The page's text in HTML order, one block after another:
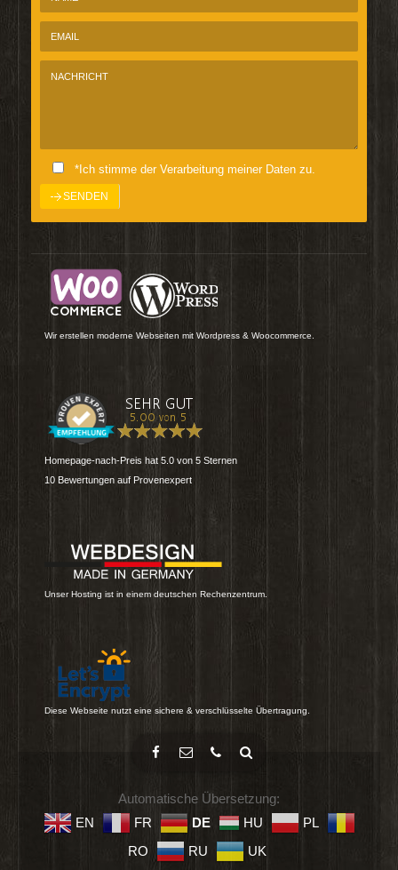
*Ich stimme der Verarbeitung meiner Daten zu.
Wir erstellen moderne Webseiten mit Wordpress & Woocommerce.
Homepage-nach-Preis hat 5.0 von 5 Sternen
10 Bewertungen auf Provenexpert
Unser Hosting ist in einem deutschen Rechenzentrum.
Diese Webseite nutzt eine sichere & verschlüsselte Übertragung.
Automatische Übersetzung:
EN
FR DE HU
PL
RO
RU UK